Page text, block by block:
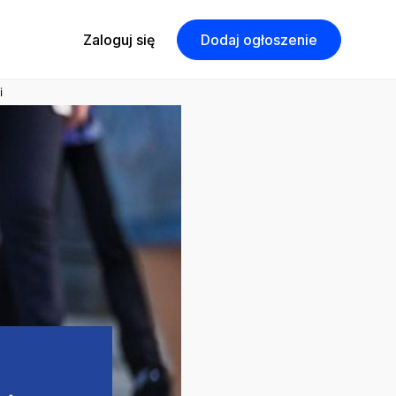
Zaloguj się Dodaj ogłoszenie